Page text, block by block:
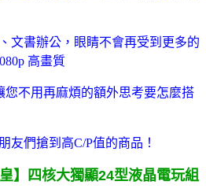
文書辦公，眼睛不會再受到更多的
高畫質
您不用再麻煩的額外思考要怎麼搭
友們搶到高C/P值的商品！
】四核大獨顯24型液晶電玩組